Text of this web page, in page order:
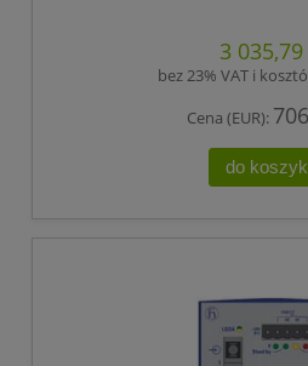
3 035,79
bez 23% VAT i
Cena (EUR):
do